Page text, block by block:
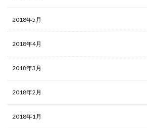
2018年5月
2018年4月
2018年3月
2018年2月
2018年1月